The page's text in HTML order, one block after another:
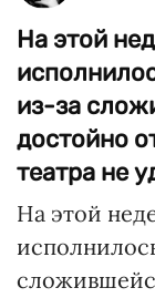
На этой
из-за
достойно
театра не
На этой